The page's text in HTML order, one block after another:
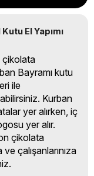
El Yapımı
çikolata
Bayramı kutu
ile
Kurban
yer alırken, iç
yer alır.
çikolata
çalışanlarınıza